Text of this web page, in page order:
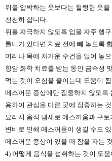
위를 압박하는 옷보다는 헐렁한 옷
천천히 합니다.
위를 자극하지 않도록 입을 자주 헹
틀니가 있다면 치료 전에 빼 놓도록
머리나 목에 차가운 수건을 얹어 놓
항암 화학 치료를 받는 동안 금속성
먹는 것이 오심을 줄이는데 도움이
메스꺼운 증상에만 집중하지 않도록
용하여 관심을 다른 곳에 집중하는
요리시 음식 냄새로 메스꺼움과 구
변비로 인해 메스꺼움이 생길 수도
메스꺼운 증상이 있을 때 잠을 자는
4) 어떻게 음식을 섭취하는 것이 도움